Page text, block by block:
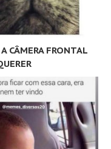
CÂMERA FRONTAL